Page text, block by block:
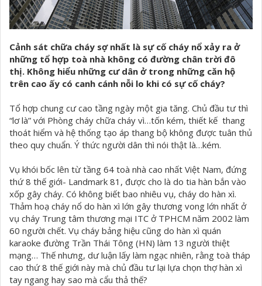
Cảnh sát chữa cháy sợ nhất là sự cố cháy nổ xảy ra ở
những tổ hợp toà nhà không có đường chân trời đô
thị. Không hiểu những cư dân ở trong những căn hộ
trên cao ấy có canh cánh nỗi lo khi có sự cố cháy?
Tổ hợp chung cư cao tầng ngày một gia tăng. Chủ đầu tư thì
“lơ là” với Phòng cháy chữa cháy vì…tốn kém, thiết kế thang
thoát hiểm và hệ thống tạo áp thang bộ không được tuân thủ
theo quy chuẩn. Ý thức người dân thì nói thật là…kém.
Vụ khói bốc lên từ tầng 64 toà nhà cao nhất Việt Nam, đứng
thứ 8 thế giới- Landmark 81, được cho là do tia hàn bắn vào
xốp gây cháy. Có không biết bao nhiêu vụ, cháy do hàn xì.
Thảm hoạ cháy nổ do hàn xì lớn gây thương vong lớn nhất ở
vụ cháy Trung tâm thương mại ITC ở TPHCM năm 2002 làm
60 người chết. Vụ cháy bảng hiệu cũng do hàn xì quán
karaoke đường Trần Thái Tông (HN) làm 13 người thiệt
mạng… Thế nhưng, dư luận lấy làm ngạc nhiên, rằng toà tháp
cao thứ 8 thế giới này mà chủ đầu tư lại lựa chọn thợ hàn xì
tay ngang hay sao mà cẩu thả thế?